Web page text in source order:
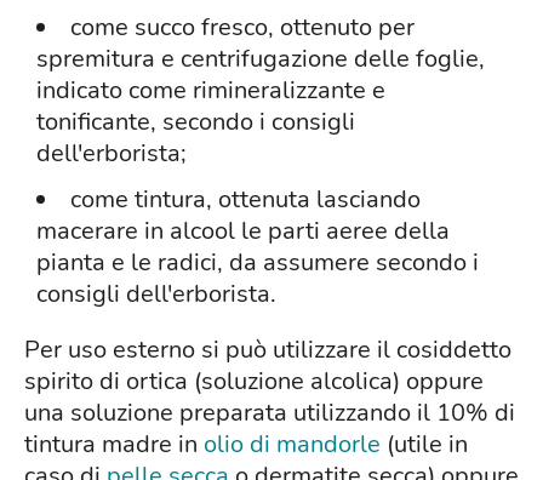
come succo fresco, ottenuto per
spremitura e centrifugazione delle foglie,
indicato come rimineralizzante e
tonificante, secondo i consigli
dell'erborista;
come tintura, ottenuta lasciando
macerare in alcool le parti aeree della
pianta e le radici, da assumere secondo i
consigli dell'erborista.
Per uso esterno si può utilizzare il cosiddetto
spirito di ortica (soluzione alcolica) oppure
una soluzione preparata utilizzando il 10% di
tintura madre in olio di mandorle (utile in